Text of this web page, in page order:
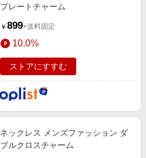
プレートチャーム
￥ 899+送料固定
10.0%
ストアにすすむ
ネックレス メンズファッション ダ
ブルクロスチャーム